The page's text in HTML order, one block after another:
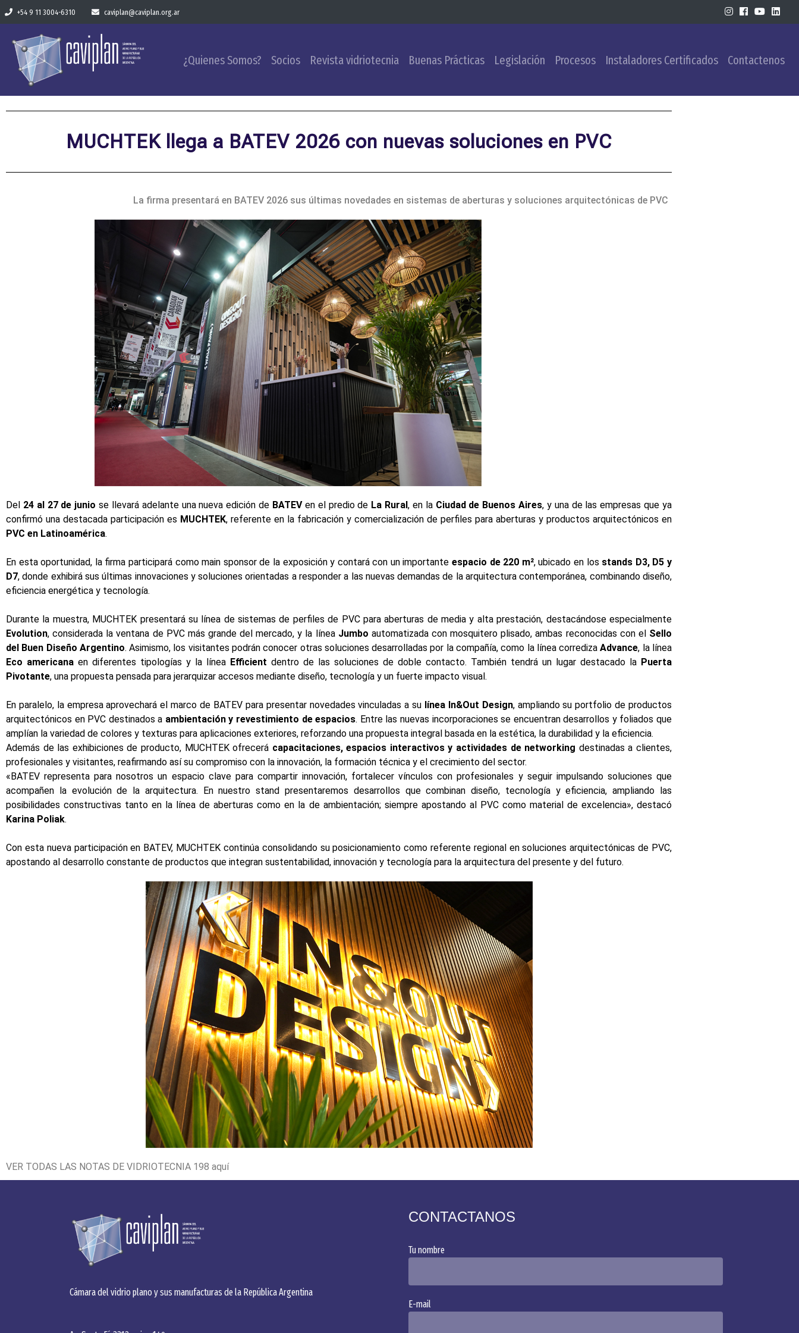
+54 9 11 3004-6310 caviplan@caviplan.org.ar
¿Quienes Somos? Socios Revista vidriotecnia Buenas Prácticas Legislación Procesos Instaladores Certificados Contactenos
MUCHTEK llega a BATEV 2026 con nuevas soluciones en PVC
La firma presentará en BATEV 2026 sus últimas novedades en sistemas de aberturas y soluciones arquitectónicas de PVC
Del 24 al 27 de junio se llevará adelante una nueva edición de BATEVen el predio de La Rural, en la Ciudad de Buenos Aires, y una de las empresas que ya
confirmó una destacada participación es MUCHTEK, referente en la fabricación y comercialización de perfiles para aberturas y productos arquitectónicos en
PVC en Latinoamérica.
En esta oportunidad, la firma participará comomain sponsorde la exposición y contará con un importanteespacio de 220 m², ubicado en los stands D3, D5 y
D7, donde exhibirá sus últimas innovaciones y soluciones orientadas a responder a las nuevas demandas de la arquitectura contemporánea, combinando diseño,
eficiencia energética y tecnología.
Durante la muestra, MUCHTEK presentará su línea de sistemas de perfiles de PVC para aberturas de media y alta prestación, destacándose especialmente
Evolution, considerada la ventana de PVC más grande del mercado, y la línea Jumbo automatizada con mosquitero plisado, ambas reconocidas con el Sello
del Buen Diseño Argentino. Asimismo, los visitantes podrán conocer otras soluciones desarrolladas por la compañía, como la línea corredizaAdvance, la línea
Eco americana en diferentes tipologías y la línea Efficient dentro de las soluciones de doble contacto. También tendrá un lugar destacado la Puerta
Pivotante, una propuesta pensada para jerarquizar accesos mediante diseño, tecnología y un fuerte impacto visual.
En paralelo, la empresa aprovechará el marco de BATEV para presentar novedades vinculadas a su línea In&Out Design, ampliando su portfolio de productos
arquitectónicos en PVC destinados a ambientación y revestimiento de espacios. Entre las nuevas incorporaciones se encuentran desarrollos y foliados que
amplían la variedad de colores y texturas para aplicaciones exteriores, reforzando una propuesta integral basada en la estética, la durabilidad y la eficiencia.
Además de las exhibiciones de producto, MUCHTEK ofrecerá capacitaciones, espacios interactivos y actividades de networking destinadas a clientes,
profesionales y visitantes, reafirmando así su compromiso con la innovación, la formación técnica y el crecimiento del sector.
«BATEV representa para nosotros un espacio clave para compartir innovación, fortalecer vínculos con profesionales y seguir impulsando soluciones que
acompañen la evolución de la arquitectura. En nuestro stand presentaremos desarrollos que combinan diseño, tecnología y eficiencia, ampliando las
posibilidades constructivas tanto en la línea de aberturas como en la de ambientación; siempre apostando al PVC como material de excelencia», destacó
Karina Poliak.
Con esta nueva participación en BATEV, MUCHTEK continúa consolidando su posicionamiento como referente regional en soluciones arquitectónicas de PVC,
apostando al desarrollo constante de productos que integran sustentabilidad, innovación y tecnología para la arquitectura del presente y del futuro.
VER TODAS LAS NOTAS DE VIDRIOTECNIA 198 aquí
Cámara del vidrio plano y sus manufacturas de la República Argentina
CONTACTANOS
Tu nombre
E-mail
Alternative: